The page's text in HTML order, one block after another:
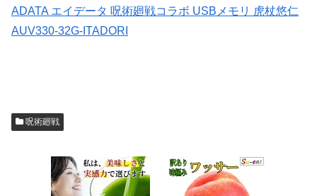
ADATA エイデータ 呪術廻戦コラボ USBメモリ 虎杖悠仁
AUV330-32G-ITADORI
呪術廻戦